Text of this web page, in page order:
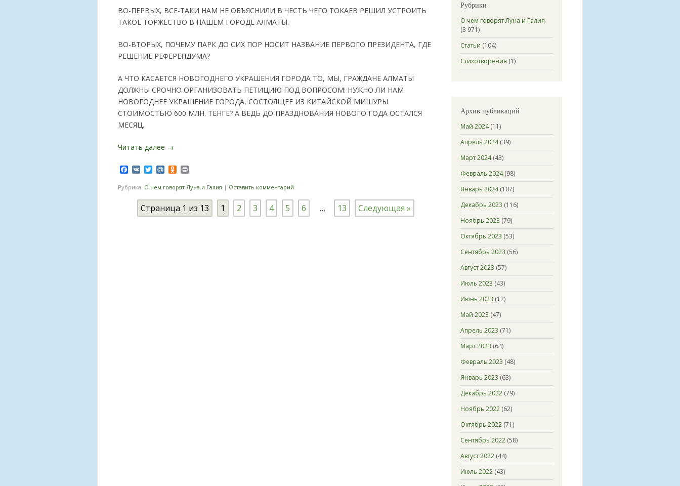
ВО-ПЕРВЫХ, ВСЕ-ТАКИ НАМ НЕ ОБЪЯСНИЛИ В ЧЕСТЬ ЧЕГО ТОКАЕВ РЕШИЛ УСТРОИТЬ
ТАКОЕ ТОРЖЕСТВО В НАШЕМ ГОРОДЕ АЛМАТЫ.
ВО-ВТОРЫХ, ПОЧЕМУ ПАРК ДО СИХ ПОР НОСИТ НАЗВАНИЕ ПЕРВОГО ПРЕЗИДЕНТА, ГДЕ
РЕШЕНИЕ РЕФЕРЕНДУМА?
А ЧТО КАСАЕТСЯ НОВОГОДНЕГО УКРАШЕНИЯ ГОРОДА ТО, МЫ, ГРАЖДАНЕ АЛМАТЫ
ДОЛЖНЫ СРОЧНО ОРГАНИЗОВАТЬ ПЕТИЦИЮ ПОД ВОПРОСОМ: НУЖНО ЛИ НАМ
НОВОГОДНЕЕ УКРАШЕНИЕ ГОРОДА, СОСТОЯЩЕЕ ИЗ КИТАЙСКОЙ МИШУРЫ
СТОИМОСТЬЮ 600 МЛН. ТЕНГЕ? А ВЕДЬ ДО ПРАЗДНОВАНИЯ НОВОГО ГОДА ОСТАЛСЯ
МЕСЯЦ.
Читать далее →
Facebook
VK TwitterMail.RuOdnoklassniki
Рубрика: О чем говорят Луна и Галия | Оставить комментарий
Страница 1 из 13 1 2 3 4 5 6 … 13 Следующая »
Рубрики
О чем говорят Луна и Галия
(3 971)
Статьи (104)
Стихотворения (1)
Архив публикаций
Май 2024(11)
Апрель 2024(39)
Март 2024(43)
Февраль 2024(98)
Январь 2024(107)
Декабрь 2023 (116)
Ноябрь 2023 (79)
Октябрь 2023 (53)
Сентябрь 2023 (56)
Август 2023 (57)
Июль 2023 (43)
Июнь 2023 (12)
Май 2023 (47)
Апрель 2023 (71)
Март 2023 (64)
Февраль 2023 (48)
Январь 2023 (63)
Декабрь 2022(79)
Ноябрь 2022(62)
Октябрь 2022(71)
Сентябрь 2022(58)
Август 2022(44)
Июль 2022(43)